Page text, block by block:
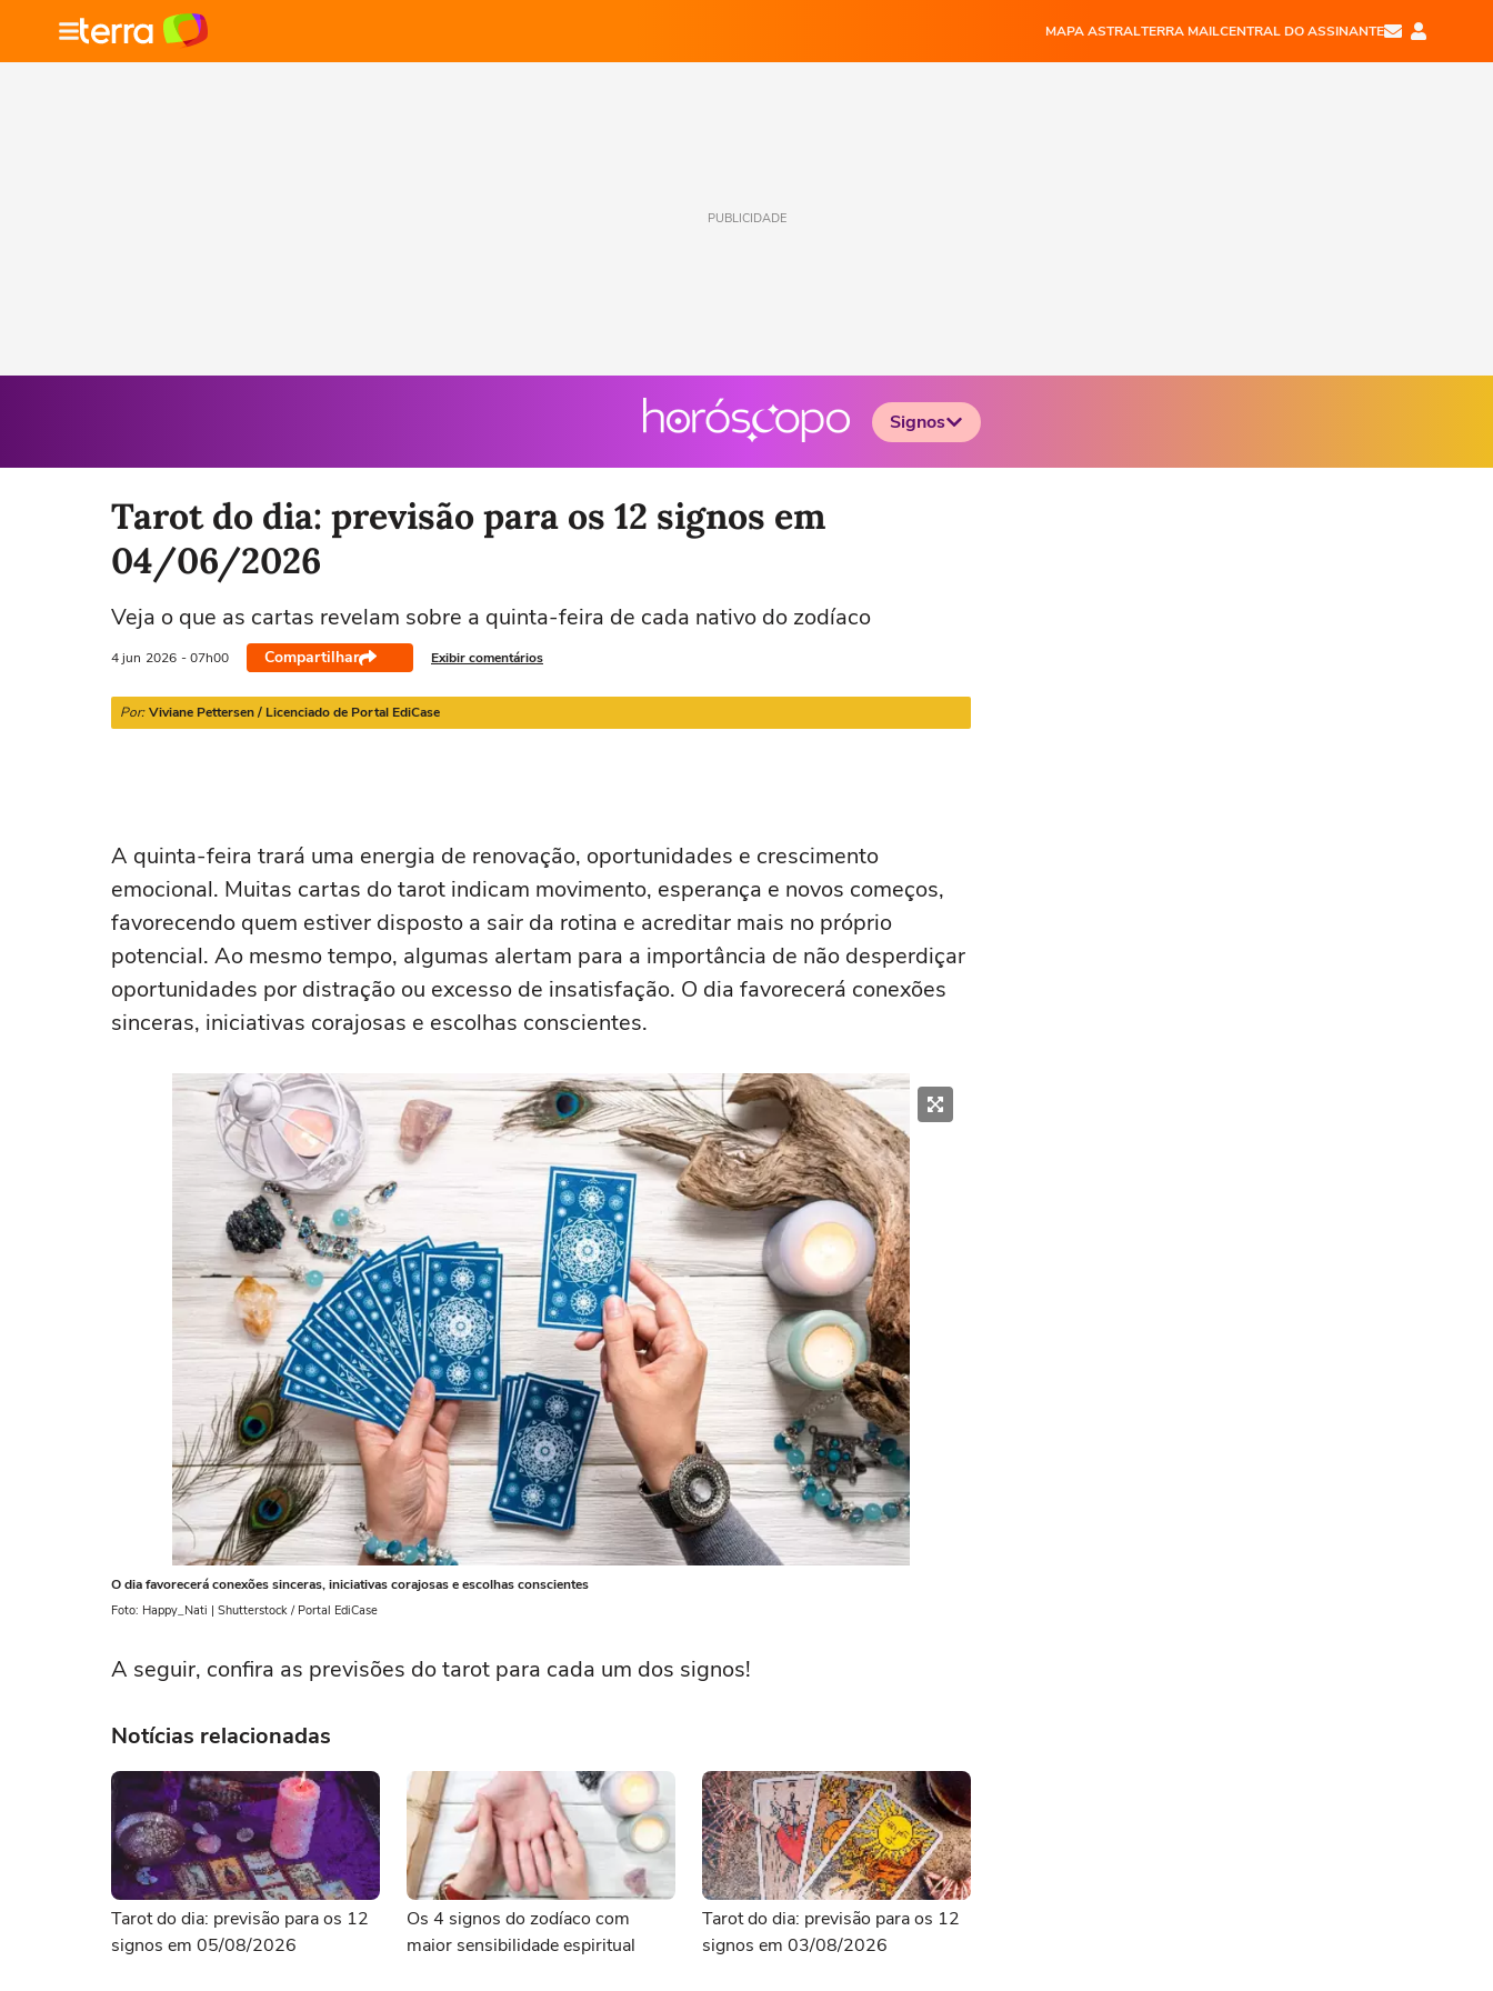
MAPA ASTRALTERRA MAILCENTRAL DO ASSINANTE
PUBLICIDADE
Signos
Selecione o signo para ver as notícias
21/03 a 20/04
Touro
21/04 a 20/05 21/05 a 20/06 21/06 a 21/07 22/07 a 22/08 23/08 a 22/09 23/09 a 22/10
Tarot do dia: previsão para os 12 signos em
04/06/2026
Veja o que as cartas revelam sobre a quinta-feira de cada nativo do zodíaco
4 jun 2026 - 07h00 Compartilhar Exibir comentários
Por: Viviane Pettersen / Licenciado de Portal EdiCase
A quinta-feira trará uma energia de renovação, oportunidades e crescimento
emocional. Muitas cartas do tarot indicam movimento, esperança e novos começos,
favorecendo quem estiver disposto a sair da rotina e acreditar mais no próprio
potencial. Ao mesmo tempo, algumas alertam para a importância de não desperdiçar
oportunidades por distração ou excesso de insatisfação. O dia favorecerá conexões
sinceras, iniciativas corajosas e escolhas conscientes.
O dia favorecerá conexões sinceras, iniciativas corajosas e escolhas conscientes
Foto: Happy_Nati | Shutterstock / Portal EdiCase
A seguir, confira as previsões do tarot para cada um dos signos!
Notícias relacionadas
Tarot do dia: previsão para os 12
signos em 05/08/2026
Os 4 signos do zodíaco com
maior sensibilidade espiritual
Tarot do dia: previsão para os 12
signos em 03/08/2026